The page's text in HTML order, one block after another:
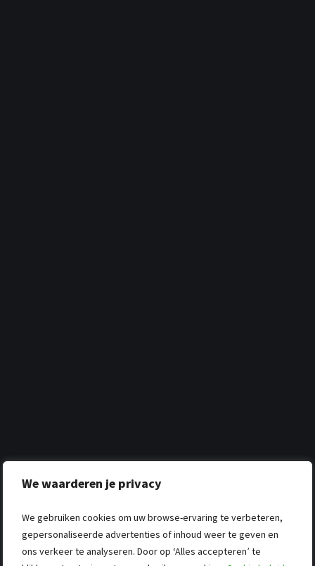
We waarderen je privacy
We gebruiken cookies om uw browse-ervaring te verbeteren,
gepersonaliseerde advertenties of inhoud weer te geven en
ons verkeer te analyseren. Door op ‘Alles accepteren’ te